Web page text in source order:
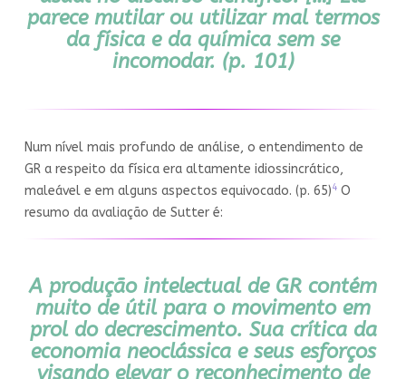
parece mutilar ou utilizar mal termos
da física e da química sem se
incomodar. (p. 101)
Num nível mais profundo de análise, o entendimento de
GR a respeito da física era altamente idiossincrático,
maleável e em alguns aspectos equivocado. (p. 65)4 O
resumo da avaliação de Sutter é:
A produção intelectual de GR contém
muito de útil para o movimento em
prol do decrescimento. Sua crítica da
economia neoclássica e seus esforços
visando elevar o reconhecimento de